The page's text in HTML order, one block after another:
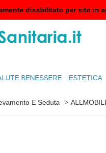
disabilitato per sito in
BENESSERE ESTETICA
E Seduta